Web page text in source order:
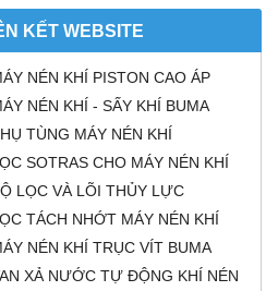
KẾT WEBSITE
NÉN KHÍ PISTON CAO ÁP
NÉN KHÍ - SẤY KHÍ BUMA
TÙNG MÁY NÉN KHÍ
SOTRAS CHO MÁY NÉN KHÍ
LỌC VÀ LÕI THỦY LỰC
TÁCH NHỚT MÁY NÉN KHÍ
NÉN KHÍ TRỤC VÍT BUMA
XẢ NƯỚC TỰ ĐỘNG KHÍ NÉN